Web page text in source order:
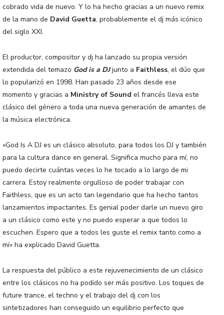
cobrado vida de nuevo. Y lo ha hecho gracias a un nuevo remix
de la mano de David Guetta, probablemente el dj más icónico
del siglo XXI.
El productor, compositor y dj ha lanzado su propia versión
extendida del temazo God is a DJjunto a Faithless, el dúo que
lo popularizó en 1998. Han pasado 23 años desde ese
momento y gracias a Ministry of Sound el francés lleva este
clásico del género a toda una nueva generación de amantes de
la música electrónica.
«God Is A DJ es un clásico absoluto, para todos los DJ y también
para la cultura dance en general. Significa mucho para mí, no
puedo decirte cuántas veces lo he tocado a lo largo de mi
carrera. Estoy realmente orgulloso de poder trabajar con
Faithless, que es un acto tan legendario que ha hecho tantos
lanzamientos impactantes. Es genial poder darle un nuevo giro
a un clásico como este y no puedo esperar a que todos lo
escuchen. Espero que a todos les guste el remix tanto como a
mí» ha explicado David Guetta.
La respuesta del público a este rejuvenecimiento de un clásico
entre los clásicos no ha podido ser más positivo. Los toques de
future trance, el techno y el trabajo del dj con los
sintetizadores han conseguido un equilibrio perfecto que